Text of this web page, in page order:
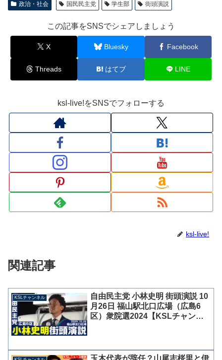
政治・社会 国民民主党 学生部 街頭演説
この記事をSNSでシェアしましょう
X Bluesky Facebook
Threads はてブ LINE
ksl-live!をSNSでフォローする
ksl-live!
関連記事
KSLチャンネル
自由民主党 小林史明 街頭演説 10
月26日 福山駅北口広場（広島6
区）衆院選2024【KSLチャンネ
玉木代表が辞任？山尾志桜里と伊